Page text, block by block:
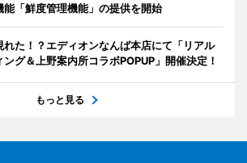
能「鮮度管理機能」の提供を開始
れた！？エディオンなんば本店にて「リアル
グ＆上野案内所コラボPOPUP」開催決定！
もっと見る